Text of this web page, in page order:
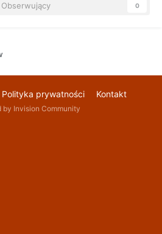
Obserwujący 0
Polityka prywatności Kontakt
by Invision Community